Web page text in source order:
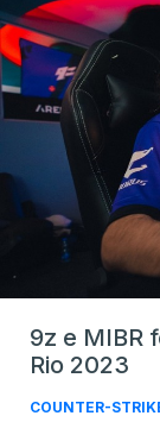
9z e MIBR
Rio 2023
COUNTER-